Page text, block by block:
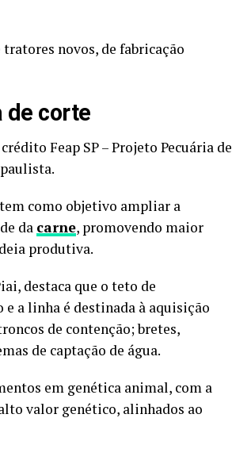
novos, de fabricação
de corte
Feap SP – Projeto Pecuária de
como objetivo ampliar a
da carne, promovendo maior
produtiva.
destaca que o teto de
a linha é destinada à aquisição
de contenção; bretes,
de captação de água.
em genética animal, com a
valor genético, alinhados ao